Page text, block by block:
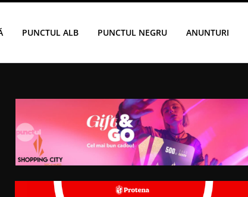
PUNCTUL ALB PUNCTUL NEGRU ANUNTURI